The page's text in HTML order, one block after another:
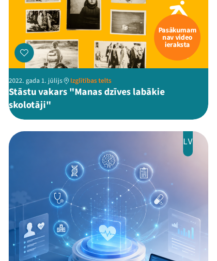
Pasākumam
nav video
ieraksta
2022. gada 1. jūlijs Izglītības telts
Stāstu vakars "Manas dzīves labākie
skolotāji"
LV